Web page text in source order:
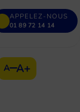
APPELEZ-NOUS
01 89 72 14 14
A A+